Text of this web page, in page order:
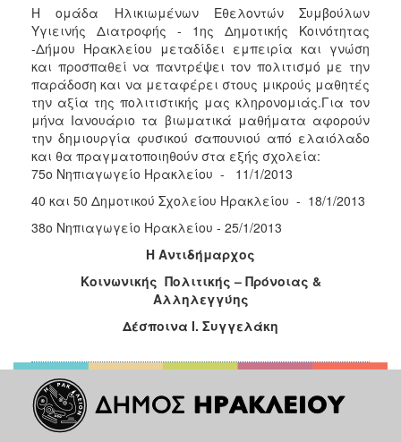
Ισότητα
των
Φύλων
Υγεία
Αυτόματοι
Απινιδωτές
Η ομάδα Ηλικιωμένων Εθελοντών Συμβούλων
Υγιεινής Διατροφής - 1ης Δημοτικής Κοινότητας
-Δήμου Ηρακλείου μεταδίδει εμπειρία και γνώση
και προσπαθεί να παντρέψει τον πολιτισμό με την
παράδοση και να μεταφέρει στους μικρούς μαθητές
την αξία της πολιτιστικής μας κληρονομιάς.Για τον
μήνα Ιανουάριο τα βιωματικά μαθήματα αφορούν
την δημιουργία φυσικού σαπουνιού από ελαιόλαδο
και θα πραγματοποιηθούν στα εξής σχολεία:
75o Νηπιαγωγείο Ηρακλείου - 11/1/2013
40 και 50 Δημοτικού Σχολείου Ηρακλείου - 18/1/2013
38ο Νηπιαγωγείο Ηρακλείου - 25/1/2013
Η Αντιδήμαρχος
Κοινωνικής Πολιτικής – Πρόνοιας &
Αλληλεγγύης
Δέσποινα Ι. Συγγελάκη